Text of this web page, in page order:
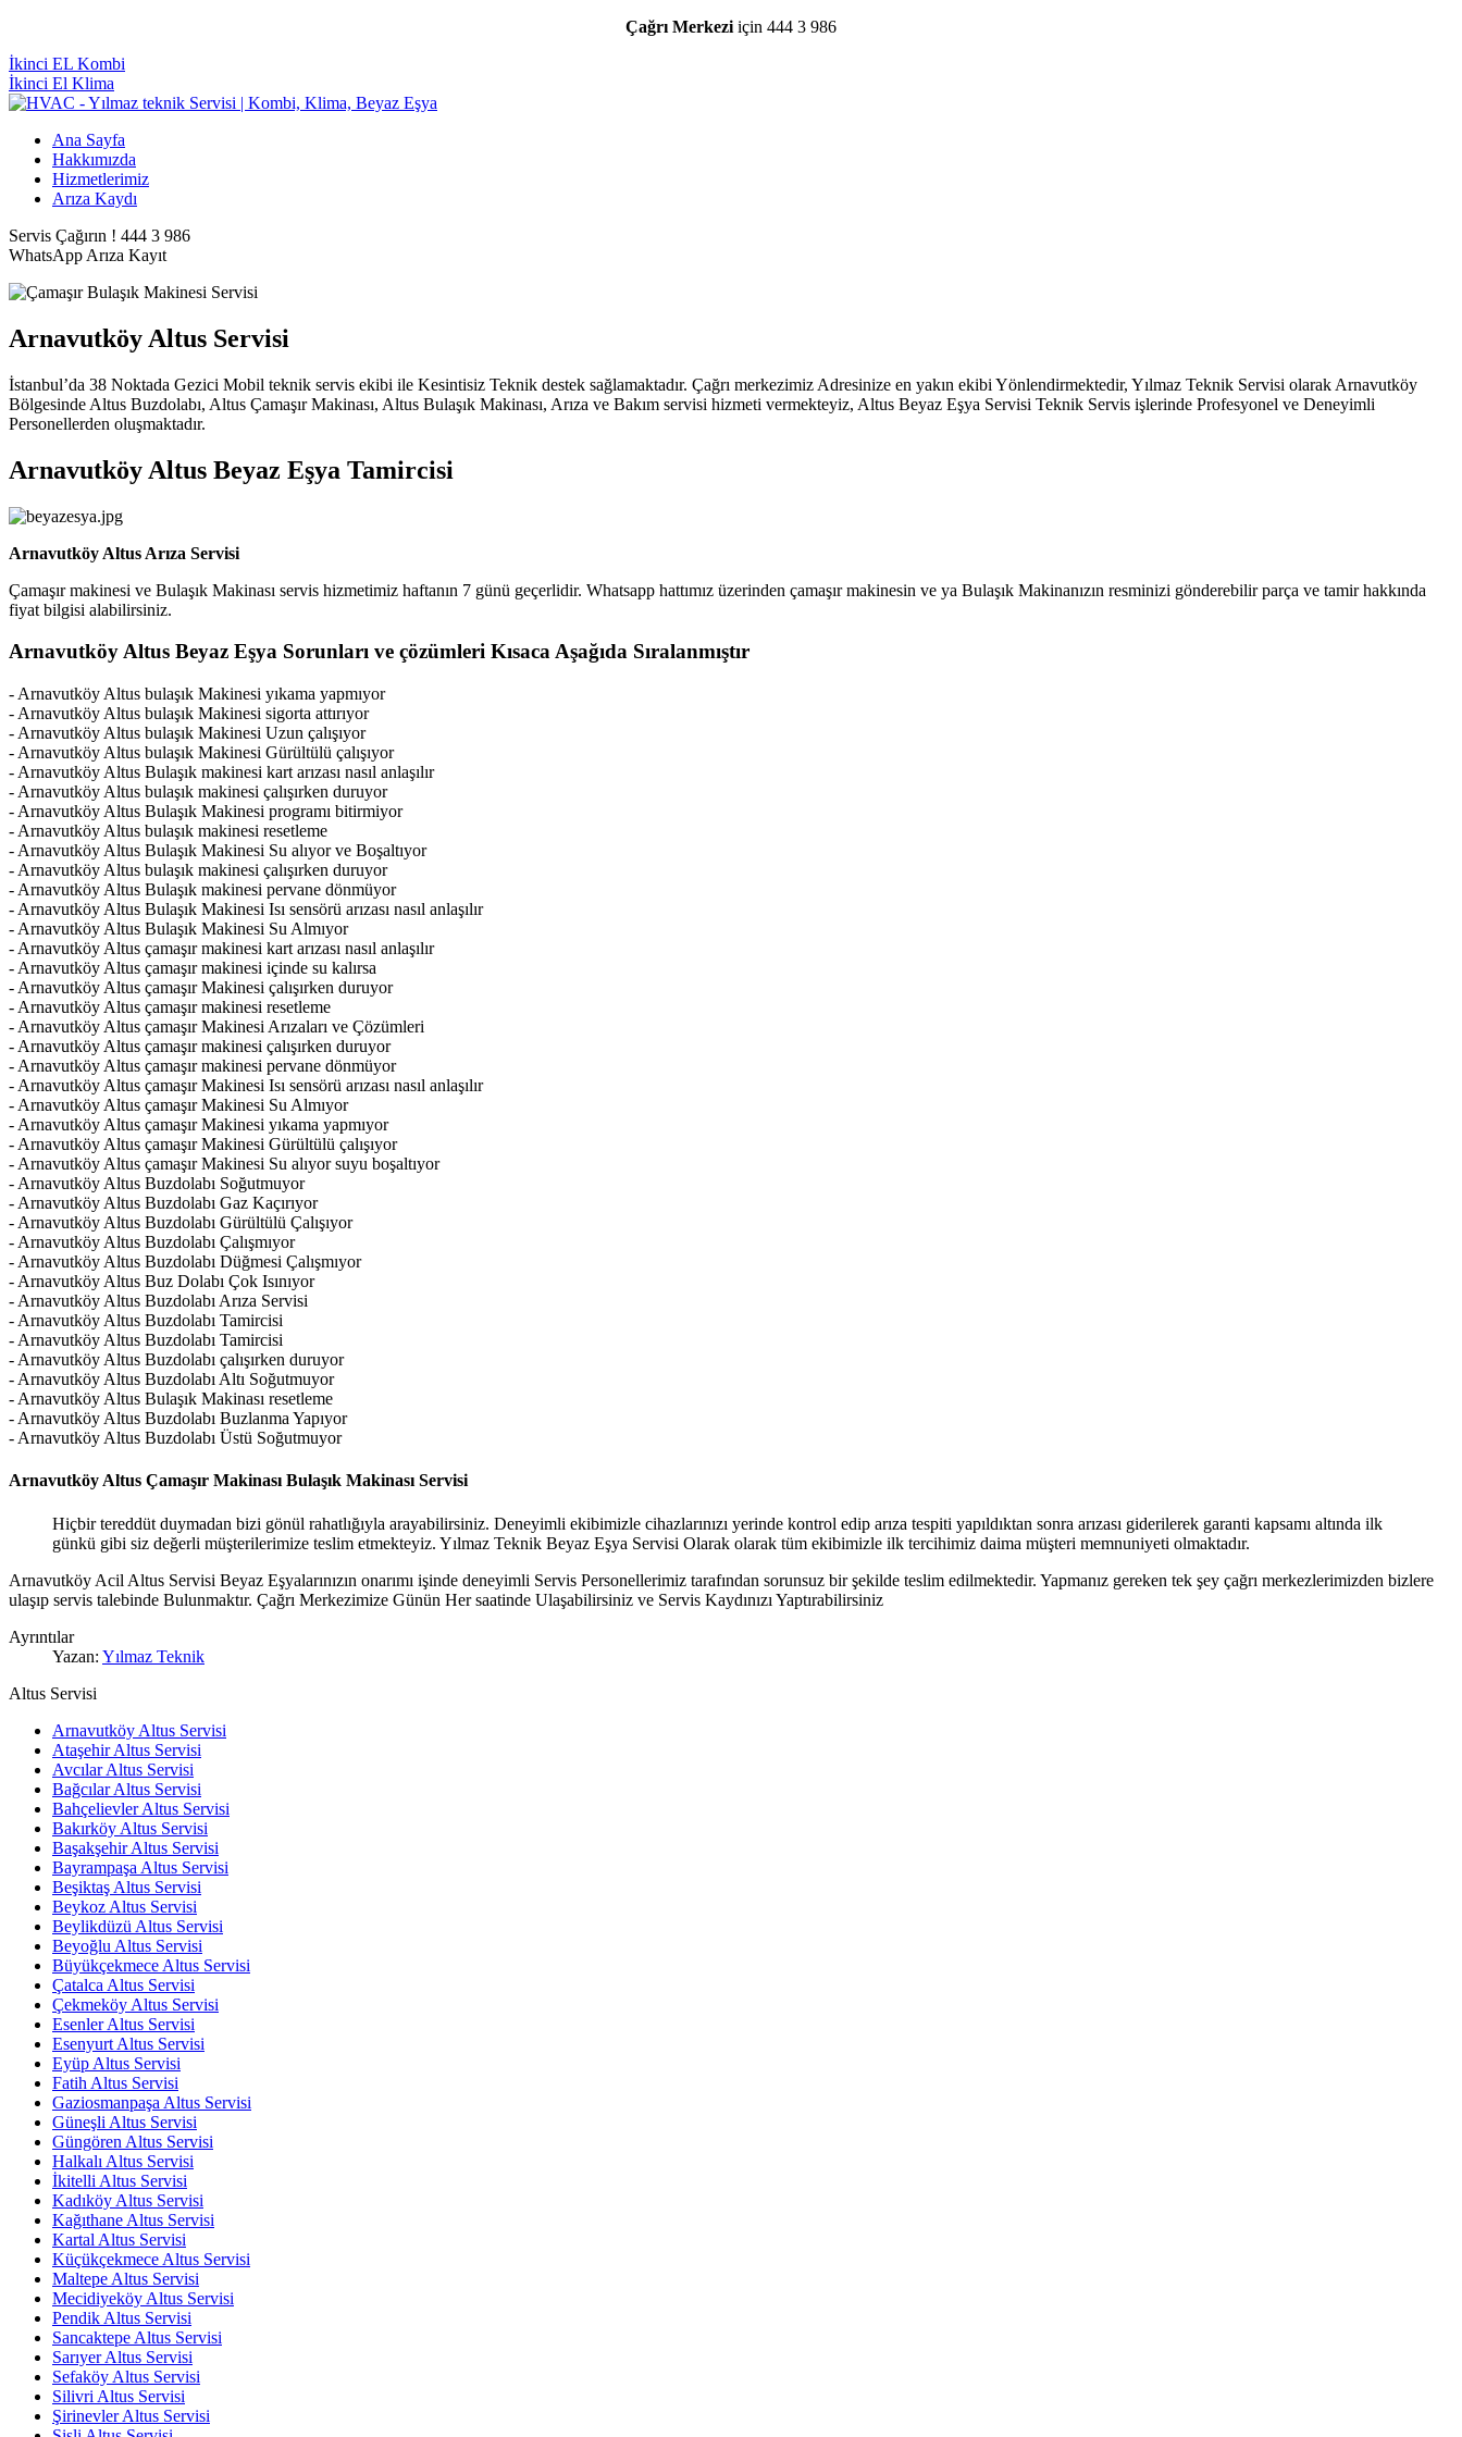
Çağrı Merkezi için 444 3 986
İkinci EL Kombi
İkinci El Klima
Ana Sayfa
Hakkımızda
Hizmetlerimiz
Arıza Kaydı
Servis Çağırın ! 444 3 986
WhatsApp Arıza Kayıt
Arnavutköy Altus Servisi
İstanbul’da 38 Noktada Gezici Mobil teknik servis ekibi ile Kesintisiz Teknik destek sağlamaktadır. Çağrı merkezimiz Adresinize en yakın ekibi Yönlendirmektedir, Yılmaz Teknik Servisi olarak Arnavutköy
Bölgesinde Altus Buzdolabı, Altus Çamaşır Makinası, Altus Bulaşık Makinası, Arıza ve Bakım servisi hizmeti vermekteyiz, Altus Beyaz Eşya Servisi Teknik Servis işlerinde Profesyonel ve Deneyimli
Personellerden oluşmaktadır.
Arnavutköy Altus Beyaz Eşya Tamircisi
Arnavutköy Altus Arıza Servisi
Çamaşır makinesi ve Bulaşık Makinası servis hizmetimiz haftanın 7 günü geçerlidir. Whatsapp hattımız üzerinden çamaşır makinesin ve ya Bulaşık Makinanızın resminizi gönderebilir parça ve tamir hakkında
fiyat bilgisi alabilirsiniz.
Arnavutköy Altus Beyaz Eşya Sorunları ve çözümleri Kısaca Aşağıda Sıralanmıştır
- Arnavutköy Altus bulaşık Makinesi yıkama yapmıyor
- Arnavutköy Altus bulaşık Makinesi sigorta attırıyor
- Arnavutköy Altus bulaşık Makinesi Uzun çalışıyor
- Arnavutköy Altus bulaşık Makinesi Gürültülü çalışıyor
- Arnavutköy Altus Bulaşık makinesi kart arızası nasıl anlaşılır
- Arnavutköy Altus bulaşık makinesi çalışırken duruyor
- Arnavutköy Altus Bulaşık Makinesi programı bitirmiyor
- Arnavutköy Altus bulaşık makinesi resetleme
- Arnavutköy Altus Bulaşık Makinesi Su alıyor ve Boşaltıyor
- Arnavutköy Altus bulaşık makinesi çalışırken duruyor
- Arnavutköy Altus Bulaşık makinesi pervane dönmüyor
- Arnavutköy Altus Bulaşık Makinesi Isı sensörü arızası nasıl anlaşılır
- Arnavutköy Altus Bulaşık Makinesi Su Almıyor
- Arnavutköy Altus çamaşır makinesi kart arızası nasıl anlaşılır
- Arnavutköy Altus çamaşır makinesi içinde su kalırsa
- Arnavutköy Altus çamaşır Makinesi çalışırken duruyor
- Arnavutköy Altus çamaşır makinesi resetleme
- Arnavutköy Altus çamaşır Makinesi Arızaları ve Çözümleri
- Arnavutköy Altus çamaşır makinesi çalışırken duruyor
- Arnavutköy Altus çamaşır makinesi pervane dönmüyor
- Arnavutköy Altus çamaşır Makinesi Isı sensörü arızası nasıl anlaşılır
- Arnavutköy Altus çamaşır Makinesi Su Almıyor
- Arnavutköy Altus çamaşır Makinesi yıkama yapmıyor
- Arnavutköy Altus çamaşır Makinesi Gürültülü çalışıyor
- Arnavutköy Altus çamaşır Makinesi Su alıyor suyu boşaltıyor
- Arnavutköy Altus Buzdolabı Soğutmuyor
- Arnavutköy Altus Buzdolabı Gaz Kaçırıyor
- Arnavutköy Altus Buzdolabı Gürültülü Çalışıyor
- Arnavutköy Altus Buzdolabı Çalışmıyor
- Arnavutköy Altus Buzdolabı Düğmesi Çalışmıyor
- Arnavutköy Altus Buz Dolabı Çok Isınıyor
- Arnavutköy Altus Buzdolabı Arıza Servisi
- Arnavutköy Altus Buzdolabı Tamircisi
- Arnavutköy Altus Buzdolabı Tamircisi
- Arnavutköy Altus Buzdolabı çalışırken duruyor
- Arnavutköy Altus Buzdolabı Altı Soğutmuyor
- Arnavutköy Altus Bulaşık Makinası resetleme
- Arnavutköy Altus Buzdolabı Buzlanma Yapıyor
- Arnavutköy Altus Buzdolabı Üstü Soğutmuyor
Arnavutköy Altus Çamaşır Makinası Bulaşık Makinası Servisi
Hiçbir tereddüt duymadan bizi gönül rahatlığıyla arayabilirsiniz. Deneyimli ekibimizle cihazlarınızı yerinde kontrol edip arıza tespiti yapıldıktan sonra arızası giderilerek garanti kapsamı altında ilk
günkü gibi siz değerli müşterilerimize teslim etmekteyiz. Yılmaz Teknik Beyaz Eşya Servisi Olarak olarak tüm ekibimizle ilk tercihimiz daima müşteri memnuniyeti olmaktadır.
Arnavutköy Acil Altus Servisi Beyaz Eşyalarınızın onarımı işinde deneyimli Servis Personellerimiz tarafından sorunsuz bir şekilde teslim edilmektedir. Yapmanız gereken tek şey çağrı merkezlerimizden bizlere
ulaşıp servis talebinde Bulunmaktır. Çağrı Merkezimize Günün Her saatinde Ulaşabilirsiniz ve Servis Kaydınızı Yaptırabilirsiniz
Ayrıntılar
Yazan: Yılmaz Teknik
Altus Servisi
Arnavutköy Altus Servisi
Ataşehir Altus Servisi
Avcılar Altus Servisi
Bağcılar Altus Servisi
Bahçelievler Altus Servisi
Bakırköy Altus Servisi
Başakşehir Altus Servisi
Bayrampaşa Altus Servisi
Beşiktaş Altus Servisi
Beykoz Altus Servisi
Beylikdüzü Altus Servisi
Beyoğlu Altus Servisi
Büyükçekmece Altus Servisi
Çatalca Altus Servisi
Çekmeköy Altus Servisi
Esenler Altus Servisi
Esenyurt Altus Servisi
Eyüp Altus Servisi
Fatih Altus Servisi
Gaziosmanpaşa Altus Servisi
Güneşli Altus Servisi
Güngören Altus Servisi
Halkalı Altus Servisi
İkitelli Altus Servisi
Kadıköy Altus Servisi
Kağıthane Altus Servisi
Kartal Altus Servisi
Küçükçekmece Altus Servisi
Maltepe Altus Servisi
Mecidiyeköy Altus Servisi
Pendik Altus Servisi
Sancaktepe Altus Servisi
Sarıyer Altus Servisi
Sefaköy Altus Servisi
Silivri Altus Servisi
Şirinevler Altus Servisi